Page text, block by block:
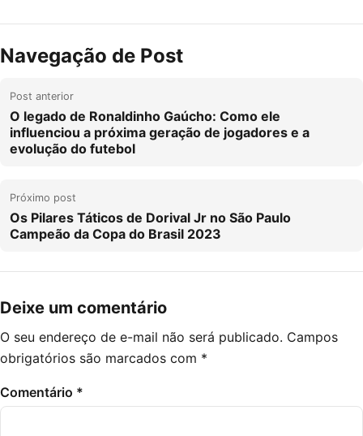
Navegação de Post
Post anterior
O legado de Ronaldinho Gaúcho: Como ele
influenciou a próxima geração de jogadores e a
evolução do futebol
Próximo post
Os Pilares Táticos de Dorival Jr no São Paulo
Campeão da Copa do Brasil 2023
Deixe um comentário
O seu endereço de e-mail não será publicado. Campos
obrigatórios são marcados com *
Comentário *